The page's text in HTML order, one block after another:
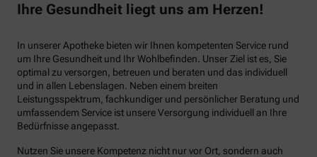
Ihre Gesundheit liegt uns am Herzen!
In unserer Apotheke bieten wir Ihnen kompetenten Service rund
um Ihre Gesundheit und Ihr Wohlbefinden. Unser Ziel ist es, Sie
optimal zu versorgen, betreuen und beraten und das individuell
und in allen Lebenslagen. Neben einem breiten
Leistungsspektrum, fachkundiger und persönlicher Beratung und
umfassendem Service ist unsere Versorgung individuell an Ihre
Bedürfnisse angepasst.
Nutzen Sie unsere Kompetenz nicht nur vor Ort, sondern auch